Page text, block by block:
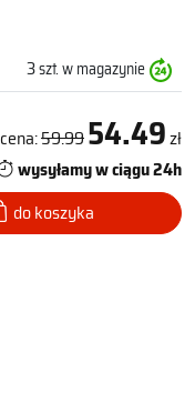
3szt. w magazynie
cena:59.9954.49zł
wysyłamy w ciągu 24h
do koszyka